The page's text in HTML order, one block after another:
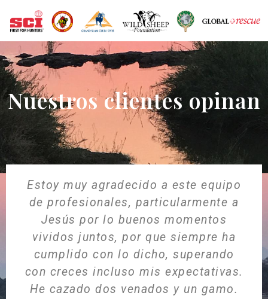
Nuestros clientes opinan
Estoy muy agradecido a este equipo
de profesionales, particularmente a
Jesús por lo buenos momentos
vividos juntos, por que siempre ha
cumplido con lo dicho, superando
con creces incluso mis expectativas.
He cazado dos venados y un gamo.